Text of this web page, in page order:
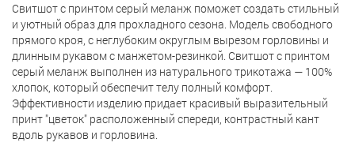
Свитшот с принтом серый меланж поможет создать стильный
и уютный образ для прохладного сезона. Модель свободного
прямого кроя, с неглубоким округлым вырезом горловины и
длинным рукавом с манжетом-резинкой. Свитшот с принтом
серый меланж выполнен из натурального трикотажа — 100%
хлопок, который обеспечит телу полный комфорт.
Эффективности изделию придает красивый выразительный
принт "цветок" расположенный спереди, контрастный кант
вдоль рукавов и горловина.